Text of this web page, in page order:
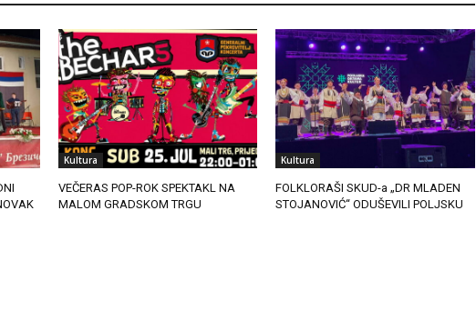
Kultura
VEČERAS POP-ROK SPEKTAKL NA
MALOM GRADSKOM TRGU
Kultura
FOLKLORAŠI SKUD-a „DR MLADEN
STOJANOVIĆ“ ODUŠEVILI POLJSKU